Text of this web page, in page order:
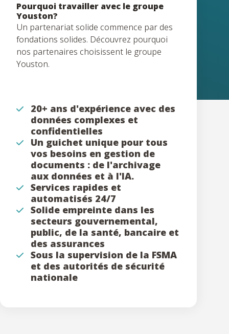
Pourquoi travailler avec le groupe
Youston?
Un partenariat solide commence par des
fondations solides. Découvrez pourquoi
nos partenaires choisissent le groupe
Youston.
20+ ans d'expérience avec des
données complexes et
confidentielles
Un guichet unique pour tous
vos besoins en gestion de
documents : de l'archivage
aux données et à l'IA.
Services rapides et
automatisés 24/7
Solide empreinte dans les
secteurs gouvernemental,
public, de la santé, bancaire et
des assurances
Sous la supervision de la FSMA
et des autorités de sécurité
nationale